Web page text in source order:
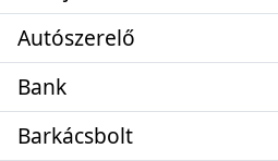
Autószerelő
Bank
Barkácsbolt